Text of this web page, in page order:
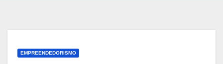
EMPREENDEDORISMO